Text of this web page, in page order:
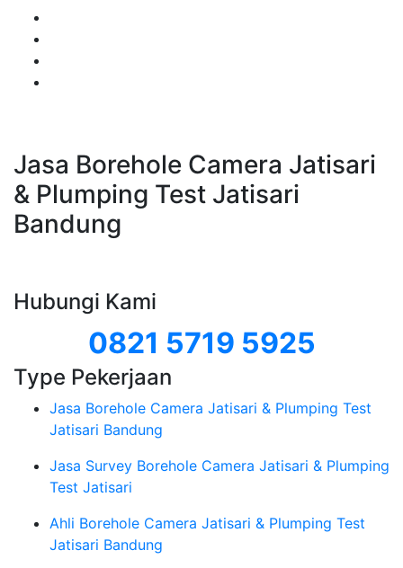
Jasa Borehole Camera Jatisari
& Plumping Test Jatisari
Bandung
Hubungi Kami
0821 5719 5925
Type Pekerjaan
Jasa Borehole Camera Jatisari & Plumping Test
Jatisari Bandung
Jasa Survey Borehole Camera Jatisari & Plumping
Test Jatisari
Ahli Borehole Camera Jatisari & Plumping Test
Jatisari Bandung